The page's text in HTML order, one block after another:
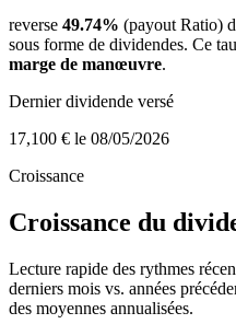
reverse 49.74% (payout Ratio)
sous forme de dividendes. Ce
marge de manœuvre.
Dernier dividende versé
17,100 € le 08/05/2026
Croissance
Croissance du
Lecture rapide des rythmes
derniers mois vs. années
des moyennes annualisées.